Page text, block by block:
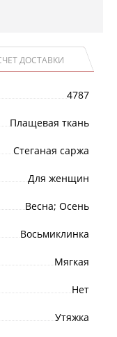
ДОСТАВКИ
4787
Плащевая ткань
Стеганая саржа
Для женщин
Весна; Осень
Восьмиклинка
Мягкая
Нет
Утяжка